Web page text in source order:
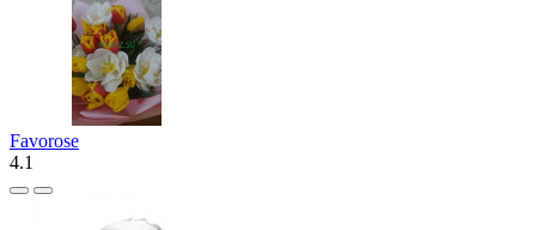
Favorose
4.1